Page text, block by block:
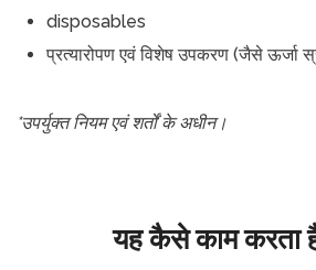
disposables
प्रत्यारोपण एवं विशेष उपकरण (जैसे ऊर्जा
*उपर्युक्त नियम एवं शर्तों के अधीन।
यह कैसे काम करता